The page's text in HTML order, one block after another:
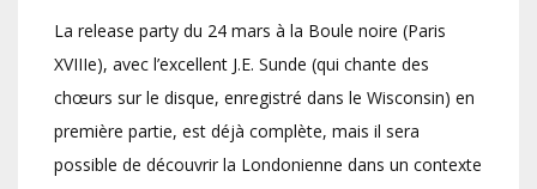
La release party du 24 mars à la Boule noire (Paris
XVIIIe), avec l’excellent J.E. Sunde (qui chante des
chœurs sur le disque, enregistré dans le Wisconsin) en
première partie, est déjà complète, mais il sera
possible de découvrir la Londonienne dans un contexte